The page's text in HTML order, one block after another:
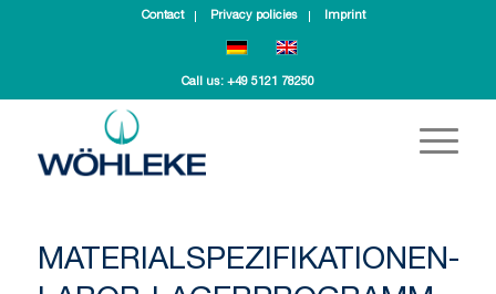
Contact Privacy policies Imprint
Call us: +49 5121 78250
MATERIALSPEZIFIKATIONEN-